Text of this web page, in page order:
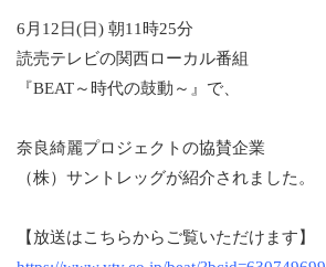
6月12日(日) 朝11時25分
読売テレビの関西ローカル番組
『BEAT～時代の鼓動～』で、
奈良綺麗プロジェクトの協賛企業
（株）サントレッグが紹介されました。
【放送はこちらからご覧いただけます】